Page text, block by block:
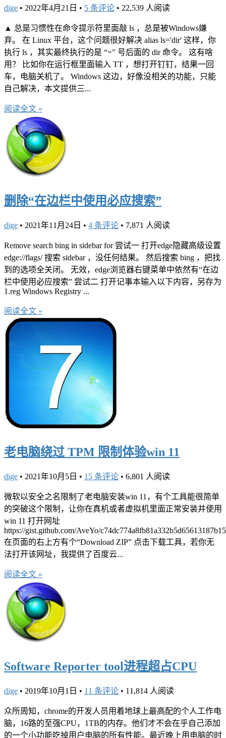
dige • 2022年4月21日 • 5 条评论 • 22,539 人阅读
▲ 总是习惯性在命令提示符里面敲 ls ，总是被Windows嫌
弃。 在 Linux 平台，这个问题很好解决 alias ls='dir' 这样，你
执行 ls ，其实最终执行的是 “=” 号后面的 dir 命令。 这有啥
用？ 比如你在运行框里面输入 TT ，想打开钉钉，结果一回
车，电脑关机了。 Windows 这边，好像没相关的功能，只能
自己解决，本文提供三...
阅读全文 »
删除“在边栏中使用必应搜索”
dige • 2021年11月24日 • 4 条评论 • 7,871 人阅读
Remove search bing in sidebar for 尝试一 打开edge隐藏高级设置
edge://flags/ 搜索 sidebar ，没任何结果。 然后搜索 bing ，把找
到的选项全关闭。 无效，edge浏览器右键菜单中依然有“在边
栏中使用必应搜索” 尝试二 打开记事本输入以下内容，另存为
1.reg Windows Registry ...
阅读全文 »
老电脑绕过 TPM 限制体验win 11
dige • 2021年10月5日 • 15 条评论 • 6,801 人阅读
微软以安全之名限制了老电脑安装win 11，有个工具能很简单
的突破这个限制，让你在真机或者虚拟机里面正常安装并使用
win 11 打开网址
https://gist.github.com/AveYo/c74dc774a8fb81a332b5d65613187b15
在页面的右上方有个“Download ZIP” 点击下载工具，若你无
法打开该网址，我提供了百度云...
阅读全文 »
Software Reporter tool进程超占CPU
dige • 2019年10月1日 • 11 条评论 • 11,814 人阅读
众所周知，chrome的开发人员用着地球上最高配的个人工作电
脑，16路的至强CPU，1TB的内存。他们才不会在乎自己添加
的一个小功能吃掉用户电脑的所有性能。最近晚上用电脑的时